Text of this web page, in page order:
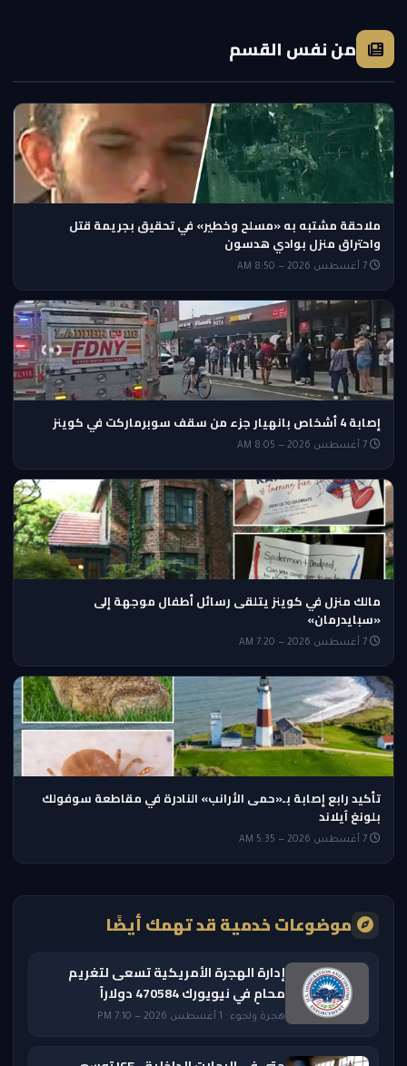
من نفس القسم
ملاحقة مشتبه به «مسلح وخطير» في تحقيق بجريمة قتل
واحتراق منزل بوادي هدسون
إصابة 4 أشخاص بانهيار جزء من سقف سوبرماركت في كوينز
مالك منزل في كوينز يتلقى رسائل أطفال موجهة إلى
«سبايدرمان»
تأكيد رابع إصابة بـ«حمى الأرانب» النادرة في مقاطعة سوفولك
بلونغ آيلاند
موضوعات خدمية قد تهمك أيضًا
إدارة الهجرة الأمريكية تسعى لتغريم
محامٍ في نيويورك 470584 دولاراً
هجرة ولجوء · 1 أغسطس 2026 — 7:10 PM